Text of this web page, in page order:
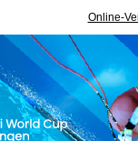
Online-